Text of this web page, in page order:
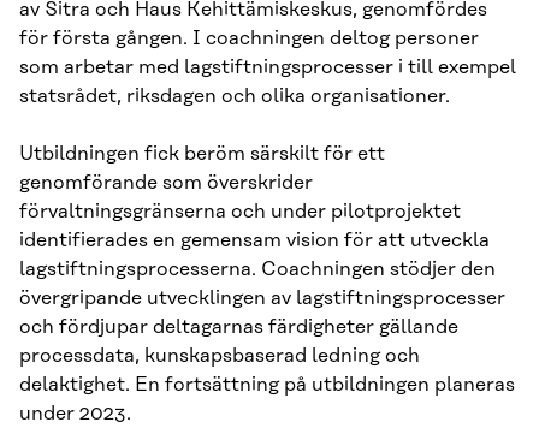
av Sitra och Haus Kehittämiskeskus, genomfördes
för första gången. I coachningen deltog personer
som arbetar med lagstiftningsprocesser i till exempel
statsrådet, riksdagen och olika organisationer.
Utbildningen fick beröm särskilt för ett
genomförande som överskrider
förvaltningsgränserna och under pilotprojektet
identifierades en gemensam vision för att utveckla
lagstiftningsprocesserna. Coachningen stödjer den
övergripande utvecklingen av lagstiftningsprocesser
och fördjupar deltagarnas färdigheter gällande
processdata, kunskapsbaserad ledning och
delaktighet. En fortsättning på utbildningen planeras
under 2023.